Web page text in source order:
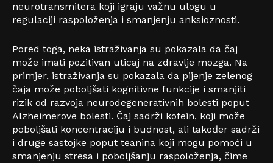
neurotransmitera koji igraju važnu ulogu u
regulaciji raspoloženja i smanjenju anksioznosti.
Pored toga, neka istraživanja su pokazala da čaj
može imati pozitivan uticaj na zdravlje mozga. Na
primjer, istraživanja su pokazala da pijenje zelenog
čaja može poboljšati kognitivne funkcije i smanjiti
rizik od razvoja neurodegenerativnih bolesti poput
Alzheimerove bolesti. Čaj sadrži kofein, koji može
poboljšati koncentraciju i budnost, ali također sadrži
i druge sastojke poput teanina koji mogu pomoći u
smanjenju stresa i poboljšanju raspoloženja, čime